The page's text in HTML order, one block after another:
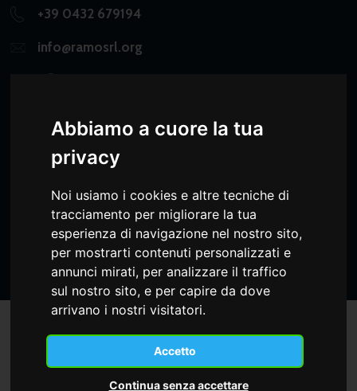
Abbiamo a cuore la tua
privacy
Noi usiamo i cookies e altre tecniche di
tracciamento per migliorare la tua
esperienza di navigazione nel nostro sito,
per mostrarti contenuti personalizzati e
annunci mirati, per analizzare il traffico
sul nostro sito, e per capire da dove
arrivano i nostri visitatori.
Accetto
Continua senza accettare
+39 0432 679194
info@ramosrl.org
© 2026 Ramo S.r.l.
Whistleblowing |Trasparenza |Privacy Policy|Cookie Policy